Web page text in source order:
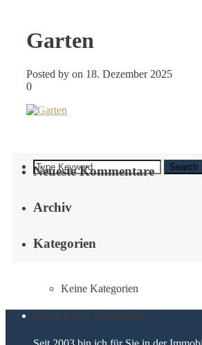
Garten
Posted by on 18. Dezember 2025
0
Search
Neueste Kommentare
Archiv
Kategorien
Keine Kategorien
Heiko Linke Immobilien